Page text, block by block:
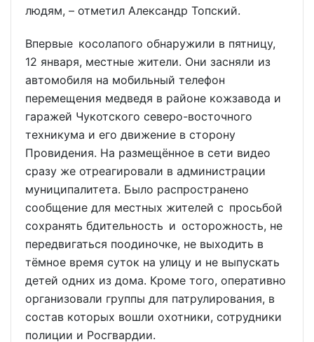
людям, – отметил Александр Топский.
Впервые косолапого обнаружили в пятницу,
12 января, местные жители. Они засняли из
автомобиля на мобильный телефон
перемещения медведя в районе кожзавода и
гаражей Чукотского северо-восточного
техникума и его движение в сторону
Провидения. На размещённое в сети видео
сразу же отреагировали в администрации
муниципалитета. Было распространено
сообщение для местных жителей с просьбой
сохранять бдительность и осторожность, не
передвигаться поодиночке, не выходить в
тёмное время суток на улицу и не выпускать
детей одних из дома. Кроме того, оперативно
организовали группы для патрулирования, в
состав которых вошли охотники, сотрудники
полиции и Росгвардии.